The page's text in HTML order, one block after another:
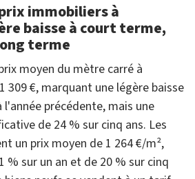
immobiliers à
baisse à court terme,
terme
moyen du mètre carré à
309 €, marquant une légère baisse
précédente, mais une
de 24 % sur cinq ans. Les
un prix moyen de 1 264 €/m²,
% sur un an et de 20 % sur cinq